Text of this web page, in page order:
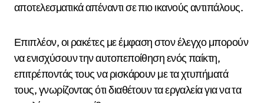
αποτελεσματικά απέναντι σε πιο ικανούς αντιπάλους.
Επιπλέον, οι ρακέτες με έμφαση στον έλεγχο μπορούν
να ενισχύσουν την αυτοπεποίθηση ενός παίκτη,
επιτρέποντάς τους να ρισκάρουν με τα χτυπήματά
τους, γνωρίζοντας ότι διαθέτουν τα εργαλεία για να τα